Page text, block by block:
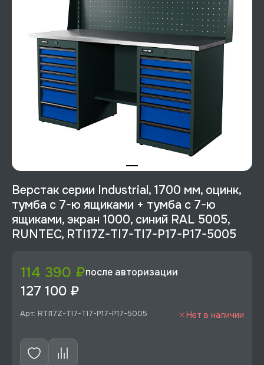
Верстак серии Industrial, 1700 мм, оцинк,
тумба с 7-ю ящиками + тумба с 7-ю
ящиками, экран 1000, синий RAL 5005,
RUNTEC, RTI17Z-TI7-TI7-P17-P17-5005
114 390 ₽после авторизации
127 100 ₽
Арт: RTI17Z-TI7-TI7-P17-P17-5005 Нет в наличии